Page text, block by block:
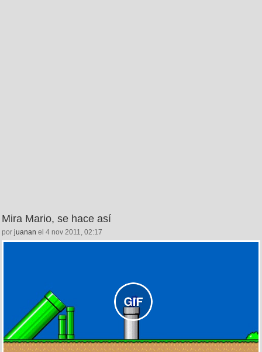
Mira Mario, se hace así
por juanan el 4 nov 2011, 02:17